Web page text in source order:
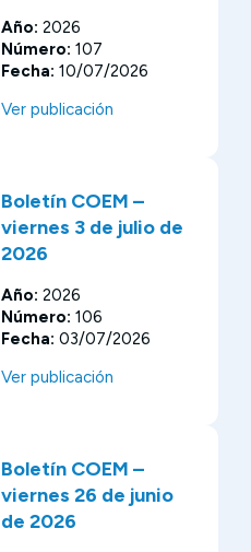
Año: 2026
Número: 107
Fecha: 10/07/2026
Ver publicación
Boletín COEM –
viernes 3 de julio de
2026
Año: 2026
Número: 106
Fecha: 03/07/2026
Ver publicación
Boletín COEM –
viernes 26 de junio
de 2026